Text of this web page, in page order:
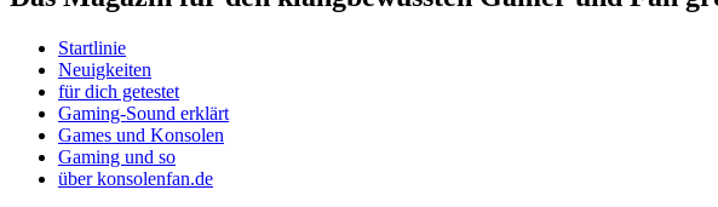
Startlinie
Neuigkeiten
für dich getestet
Gaming-Sound erklärt
Games und Konsolen
Gaming und so
über konsolenfan.de